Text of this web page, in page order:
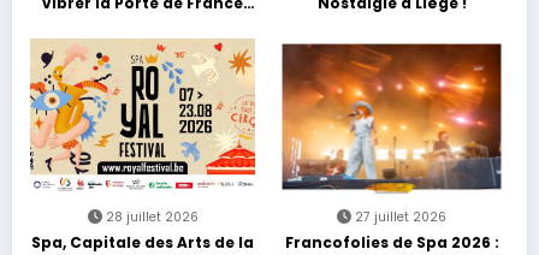
découvertes et énergie
reggae
28 juillet 2026
Spa, Capitale des Arts de la
27 juillet 2026
Francofolies de Spa 2026 :